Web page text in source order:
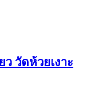
วัดห้วยเงาะ